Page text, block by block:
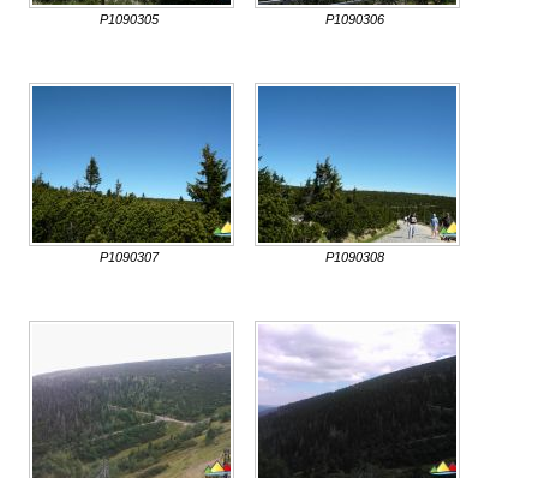
P1090305 P1090306
P1090307 P1090308